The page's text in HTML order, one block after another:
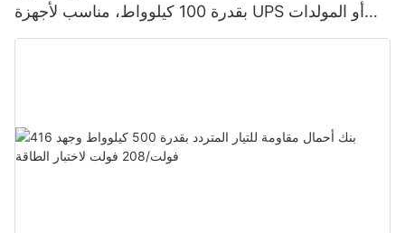
بقدرة 100 كيلوواط، مناسب لأجهزة UPS أو المولدات
الكهربائية.